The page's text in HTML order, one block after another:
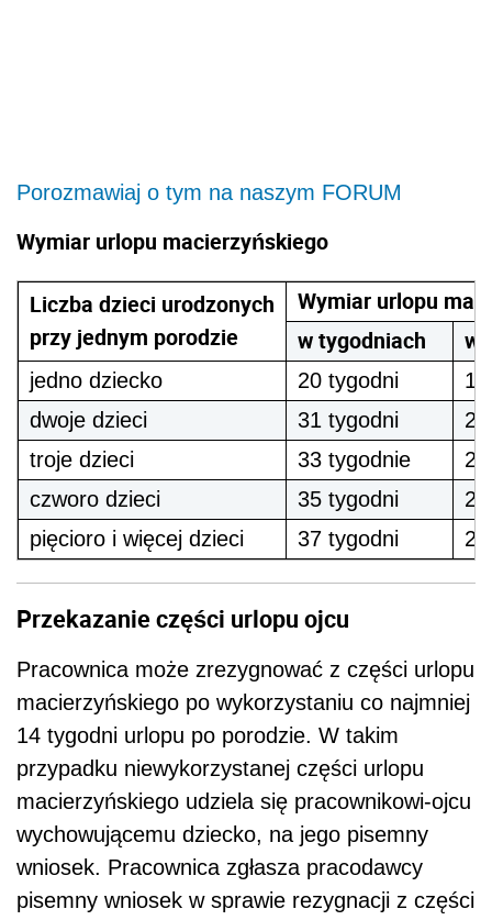
Porozmawiaj o tym na naszym FORUM
Wymiar urlopu macierzyńskiego
Liczba dzieci urodzonych
przy jednym porodzie
Wymiar urlopu
w tygodniach
w
jedno dziecko 20 tygodni
dwoje dzieci
31 tygodni
troje dzieci
33 tygodnie
czworo dzieci
35 tygodni
pięcioro i więcej dzieci
37 tygodni
Przekazanie części urlopu ojcu
Pracownica może zrezygnować z części urlopu
macierzyńskiego po wykorzystaniu co najmniej
14 tygodni urlopu po porodzie. W takim
przypadku niewykorzystanej części urlopu
macierzyńskiego udziela się pracownikowi-ojcu
wychowującemu dziecko, na jego pisemny
wniosek. Pracownica zgłasza pracodawcy
pisemny wniosek w sprawie rezygnacji z części